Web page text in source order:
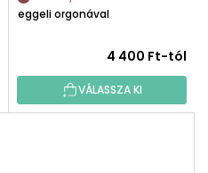
Reggeli orgonával
4 400 Ft-tól
VÁLASSZA KI